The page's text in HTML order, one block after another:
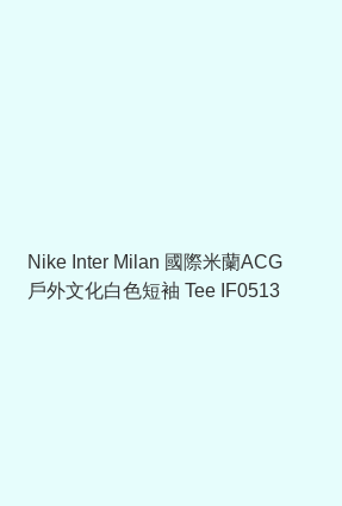
Nike Inter Milan 國際米蘭ACG
戶外文化白色短袖 Tee IF0513